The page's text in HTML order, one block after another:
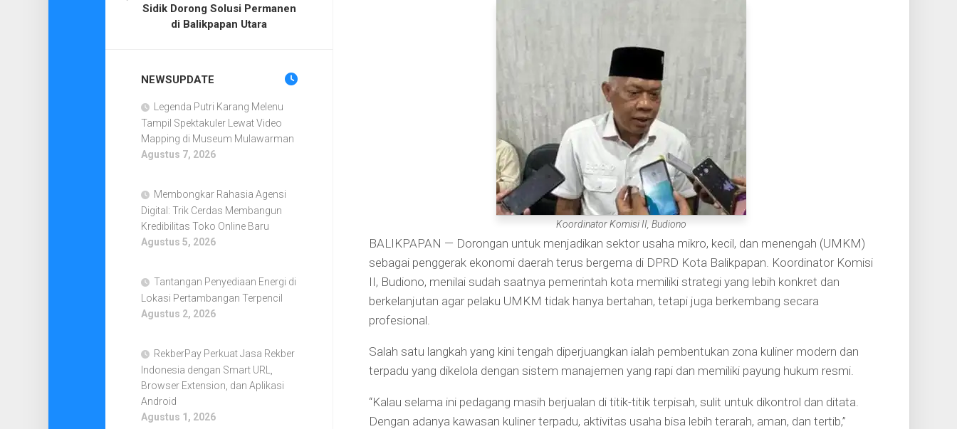
Koordinator Komisi II, Budiono
BALIKPAPAN — Dorongan untuk menjadikan sektor usaha mikro, kecil, dan menengah (UMKM)
sebagai penggerak ekonomi daerah terus bergema di DPRD Kota Balikpapan. Koordinator Komisi
II, Budiono, menilai sudah saatnya pemerintah kota memiliki strategi yang lebih konkret dan
berkelanjutan agar pelaku UMKM tidak hanya bertahan, tetapi juga berkembang secara
profesional.
Salah satu langkah yang kini tengah diperjuangkan ialah pembentukan zona kuliner modern dan
terpadu yang dikelola dengan sistem manajemen yang rapi dan memiliki payung hukum resmi.
“Kalau selama ini pedagang masih berjualan di titik-titik terpisah, sulit untuk dikontrol dan ditata.
Dengan adanya kawasan kuliner terpadu, aktivitas usaha bisa lebih terarah, aman, dan tertib,”
Sidik Dorong Solusi Permanen
di Balikpapan Utara
NEWSUPDATE
Legenda Putri Karang Melenu
Tampil Spektakuler Lewat Video
Mapping di Museum Mulawarman
Agustus 7, 2026
Membongkar Rahasia Agensi
Digital: Trik Cerdas Membangun
Kredibilitas Toko Online Baru
Agustus 5, 2026
Tantangan Penyediaan Energi di
Lokasi Pertambangan Terpencil
Agustus 2, 2026
RekberPay Perkuat Jasa Rekber
Indonesia dengan Smart URL,
Browser Extension, dan Aplikasi
Android
Agustus 1, 2026